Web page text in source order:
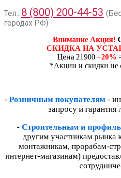
Тел.: 8 (800) 200-44-53
городах РФ)
Внимание Акция!
СКИДКА НА
Цена 21900–20%
*Акции и скидки не
- Розничным покупателям -
запросу и
- Строительным и
другим участникам рынка
монтажникам, прорабам-
интернет-магазинам)